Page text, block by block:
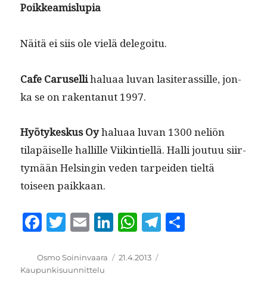
Poikkeamis­lu­pia
Näitä ei siis ole vielä delegoitu.
Cafe Carusel­lihalu­aa luvan lasit­eras­sille, jon­
ka se on rak­en­tanut 1997.
Hyö­tykeskus Oyhalu­aa luvan 1300 neliön
tilapäiselle hallille Viik­in­tiel­lä. Hal­li joutuu siir­
tymään Helsin­gin veden tarpei­den tieltä
toiseen paikkaan.
F
c
e
T
it
te
E
ai
l
Li
k
W
at
T
Kirjoittaja
Osmo Soininvaara Julkaistu
21.4.2013
Kaupunkisuunnittelu